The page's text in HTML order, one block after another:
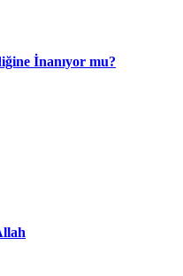
İnanıyor mu?